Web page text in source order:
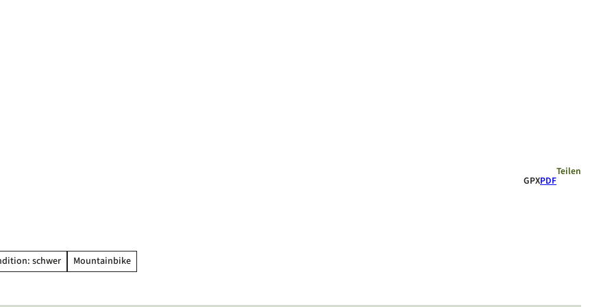
GPXPDF
Teilen
schwer Mountainbike